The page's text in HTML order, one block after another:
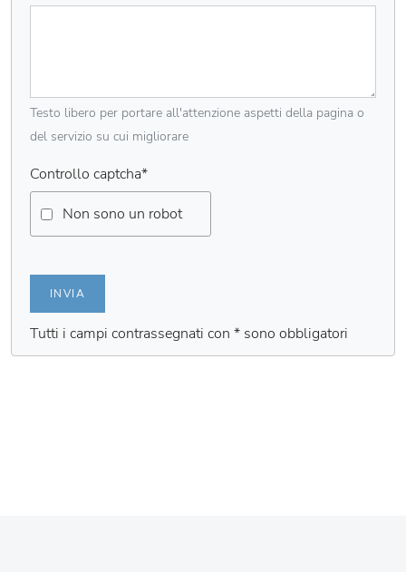
Testo libero per portare all'attenzione aspetti della pagina o
del servizio su cui migliorare
Controllo captcha*
Non sono un robot
INVIA
Tutti i campi contrassegnati con * sono obbligatori